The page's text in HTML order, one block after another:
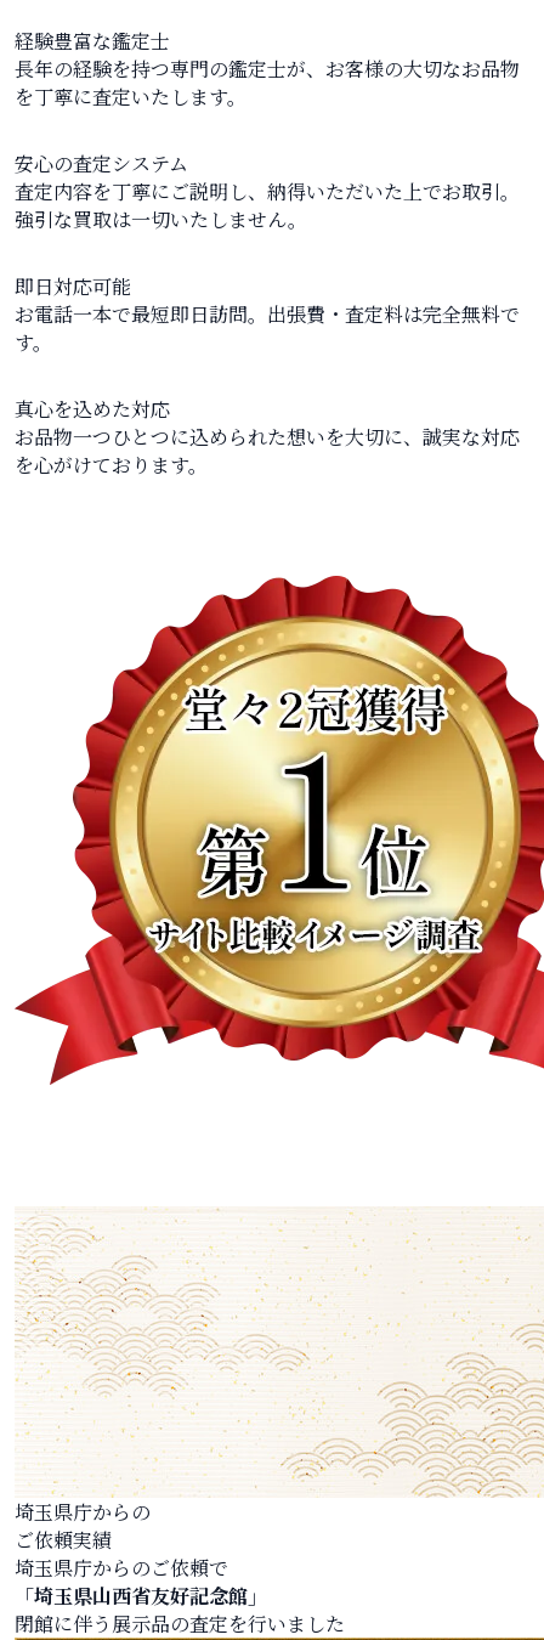
経験豊富な鑑定士
長年の経験を持つ専門の鑑定士が、お客様の大切なお品物
を丁寧に査定いたします。
安心の査定システム
査定内容を丁寧にご説明し、納得いただいた上でお取引。
強引な買取は一切いたしません。
即日対応可能
お電話一本で最短即日訪問。出張費・査定料は完全無料で
す。
真心を込めた対応
お品物一つひとつに込められた想いを大切に、誠実な対応
を心がけております。
埼玉県庁からの
ご依頼実績
埼玉県庁からのご依頼で
「埼玉県山西省友好記念館」
閉館に伴う展示品の査定を行いました